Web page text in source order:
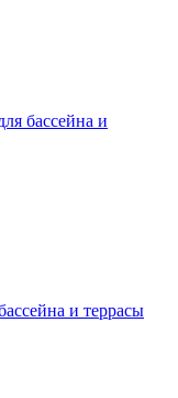
бассейна и
и террасы